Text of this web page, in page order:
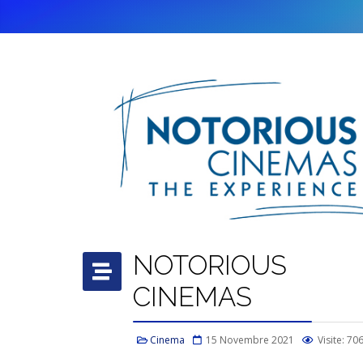
NOTORIOUS
CINEMAS
Cinema 15 Novembre 2021 Visite: 706